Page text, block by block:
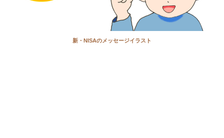
新・NISAのメッセージイラスト